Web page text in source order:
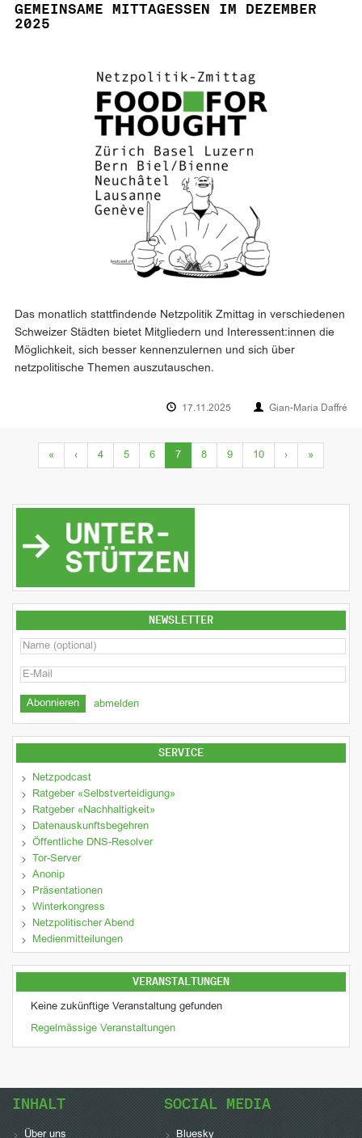
GEMEINSAME MITTAGESSEN IM DEZEMBER
2025
Das monatlich stattfindende Netzpolitik Zmittag in verschiedenen
Schweizer Städten bietet Mitgliedern und Interessent:innen die
Möglichkeit, sich besser kennenzulernen und sich über
netzpolitische Themen auszutauschen.
17.11.2025 Gian-Maria Daffré
« ‹ 4 5 6 7(current)
8 9 10 › »
NEWSLETTER
abmelden
SERVICE
Netzpodcast
Ratgeber «Selbstverteidigung»
Ratgeber «Nachhaltigkeit»
Datenauskunftsbegehren
Öffentliche DNS-Resolver
Tor-Server
Anonip
Präsentationen
Winterkongress
Netzpolitischer Abend
Medienmitteilungen
VERANSTALTUNGEN
Keine zukünftige Veranstaltung gefunden
Regelmässige Veranstaltungen
INHALT
Über uns
SOCIAL MEDIA
Bluesky